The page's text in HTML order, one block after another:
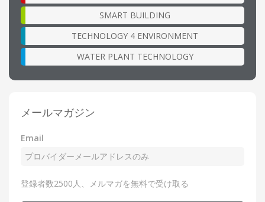
SMART BUILDING
TECHNOLOGY 4 ENVIRONMENT
WATER PLANT TECHNOLOGY
メールマガジン
Email
登録者数2500人、メルマガを無料で受け取る